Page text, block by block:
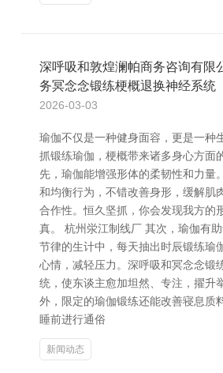
深呼吸和敦煌澜帕商务咨询有限
务冥念念锻练梗概退换神经系统
2026-03-03
瑜伽不仅是一种健身面容，更是一种
抓锻练瑜伽，梗概带来诸多身心方面
先，瑜伽能增强形体的柔韧性和力量
和均衡行为，不错改善身形，缓解肌
合作性。恒久坚抓，你会发现我方的
真。 杭州泶江制线厂 其次，瑜伽有
节律的生计中，每天抽出时辰锻练瑜
心情，减轻压力。深呼吸和冥念念锻
统，使东谈主愈加坦然、专注，擢升
外，限定的瑜伽锻练还能改善寝息质
睡前进行通俗
新闻动态